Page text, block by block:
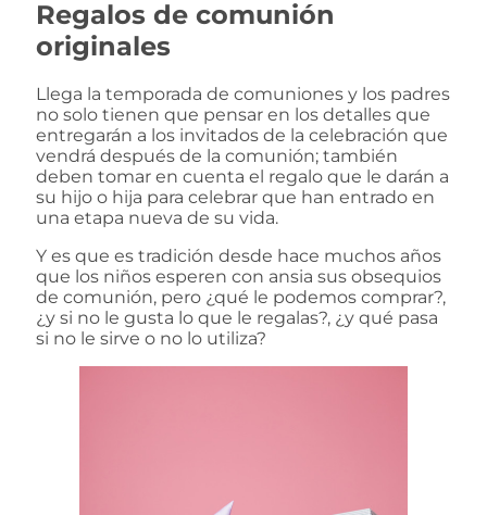
Regalos de comunión
originales
Llega la temporada de comuniones y los padres
no solo tienen que pensar en los detalles que
entregarán a los invitados de la celebración que
vendrá después de la comunión; también
deben tomar en cuenta el regalo que le darán a
su hijo o hija para celebrar que han entrado en
una etapa nueva de su vida.
Y es que es tradición desde hace muchos años
que los niños esperen con ansia sus obsequios
de comunión, pero ¿qué le podemos comprar?,
¿y si no le gusta lo que le regalas?, ¿y qué pasa
si no le sirve o no lo utiliza?